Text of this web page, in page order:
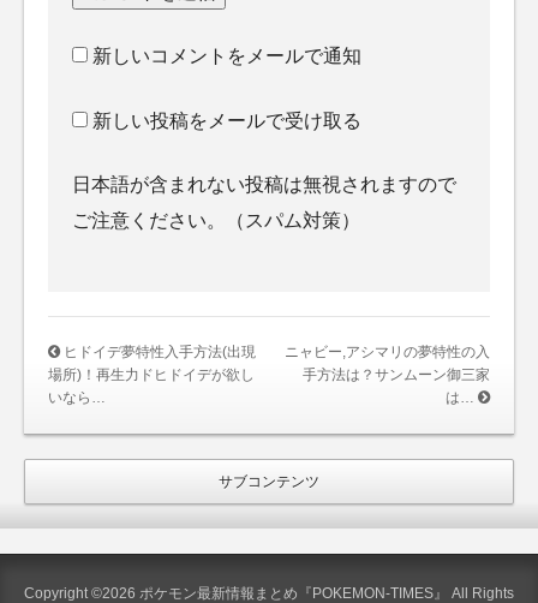
新しいコメントをメールで通知
新しい投稿をメールで受け取る
日本語が含まれない投稿は無視されますので
ご注意ください。（スパム対策）
ヒドイデ夢特性入手方法(出現
場所)！再生力ドヒドイデが欲し
いなら…
ニャビー,アシマリの夢特性の入
手方法は？サンムーン御三家
は…
サブコンテンツ
Copyright ©2026 ポケモン最新情報まとめ『POKEMON-TIMES』 All Rights